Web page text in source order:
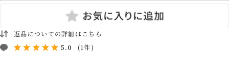
返品についての詳細はこちら
5.0
(1件)